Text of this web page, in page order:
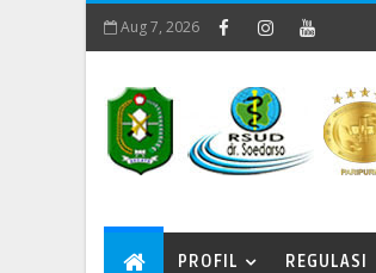
Aug 7, 2026
PROFIL REGULASI